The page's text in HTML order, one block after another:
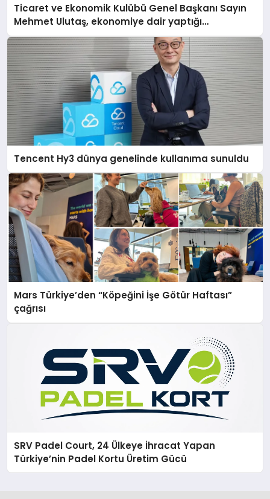
Ticaret ve Ekonomik Kulübü Genel Başkanı Sayın
Mehmet Ulutaş, ekonomiye dair yaptığı
açıklamada şunları kaydetti:
Tencent Hy3 dünya genelinde kullanıma sunuldu
Mars Türkiye’den “Köpeğini İşe Götür Haftası”
çağrısı
SRV Padel Court, 24 Ülkeye İhracat Yapan
Türkiye’nin Padel Kortu Üretim Gücü